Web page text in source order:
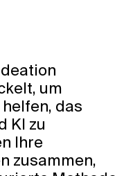
um
das
KI zu
Ihre
zusammen,